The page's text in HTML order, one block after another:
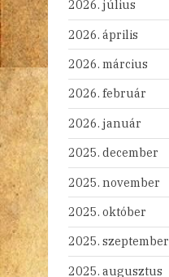
2026. július
2026. április
2026. március
2026. február
2026. január
2025. december
2025. november
2025. október
2025. szeptember
2025. augusztus